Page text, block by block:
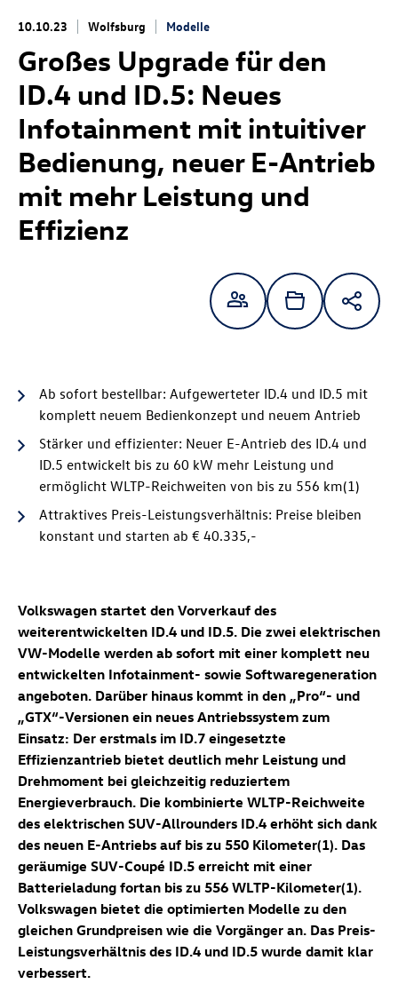
10.10.23 Wolfsburg Modelle
Großes Upgrade für den
ID.4 und ID.5: Neues
Infotainment mit intuitiver
Bedienung, neuer E-Antrieb
mit mehr Leistung und
Effizienz
Ab sofort bestellbar: Aufgewerteter ID.4 und ID.5 mit
komplett neuem Bedienkonzept und neuem Antrieb
Stärker und effizienter: Neuer E-Antrieb des ID.4 und
ID.5 entwickelt bis zu 60 kW mehr Leistung und
ermöglicht WLTP-Reichweiten von bis zu 556 km(1)
Attraktives Preis-Leistungsverhältnis: Preise bleiben
konstant und starten ab € 40.335,-
Volkswagen startet den Vorverkauf des
weiterentwickelten ID.4 und ID.5. Die zwei elektrischen
VW-Modelle werden ab sofort mit einer komplett neu
entwickelten Infotainment- sowie Softwaregeneration
angeboten. Darüber hinaus kommt in den „Pro“- und
„GTX“-Versionen ein neues Antriebssystem zum
Einsatz: Der erstmals im ID.7 eingesetzte
Effizienzantrieb bietet deutlich mehr Leistung und
Drehmoment bei gleichzeitig reduziertem
Energieverbrauch. Die kombinierte WLTP-Reichweite
des elektrischen SUV-Allrounders ID.4 erhöht sich dank
des neuen E-Antriebs auf bis zu 550 Kilometer(1). Das
geräumige SUV-Coupé ID.5 erreicht mit einer
Batterieladung fortan bis zu 556 WLTP-Kilometer(1).
Volkswagen bietet die optimierten Modelle zu den
gleichen Grundpreisen wie die Vorgänger an. Das Preis-
Leistungsverhältnis des ID.4 und ID.5 wurde damit klar
verbessert.